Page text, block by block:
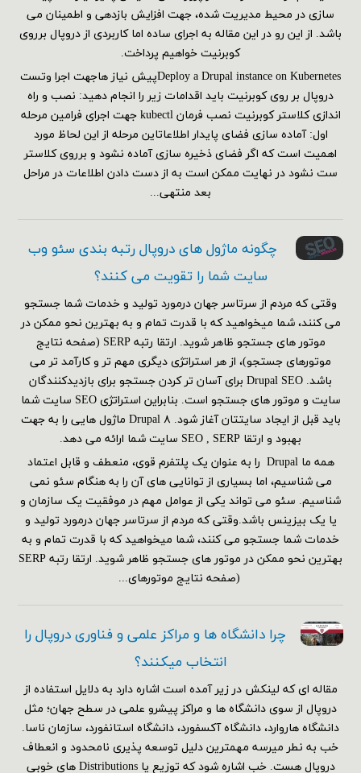
سازی در محیط مدیریت شده، جهت افزایش بازدهی و اطمینان می
باشد. از این رو در این مقاله به اجرای ساده اما کاربردی از دروپال برروی
کوبرنیت خواهیم پرداخت.
Deploy a Drupal instance on Kubernetesپیش نیاز هاجهت اجرا وتست
دروپال بر روی کوبرنیت باید اقدامات زیر را انجام دهید: نصب و راه
اندازی کلاستر کوبرنیت نصب فرمان kubectl جهت اجرای فرامین مرحله
اول: آماده سازی فضای پایدار اطلاعاتاین مرحله از این لحاظ مورد
اهمیت است که اگر فضای ذخیره سازی آماده نشود و برروی کلاستر
ست نشود در نهایت ممکن است به از دست دادن اطلاعات در مراحل
بعد منتهی...
چگونه ماژول های دروپال رتبه بندی سئو وب
سایت شما را تقویت می کنند؟
وقتی که مردم از سرتاسر جهان درمورد تولید و خدمات شما جستجو
می کنند، شما میخواهید که با قدرت تمام و به بهترین نحو ممکن در
موتور های جستجو ظاهر شوید. ارتقا رتبه SERP (صفحه نتایج
موتورهای جستجو)، از هر استراتژی دیگری مهم تر و کارآمد تر می
باشد. Drupal SEO برای آسان تر کردن جستجو برای بازدیدکنندگان
سایت و موتور های جستجو است. بنابراین استراتژی SEO سایت شما
باید قبل از ایجاد سایتتان آغاز شود. Drupal ۸ ماژول هایی را به جهت
بهبود و ارتقا SEO , SERP سایت شما ارائه می دهد.
همه ما Drupal را به عنوان یک پلتفرم قوی، منعطف و قابل اعتماد
می شناسیم، اما بسیاری از توانایی های آن را به هنگام سئو نمی
شناسیم. سئو می تواند یکی از عوامل مهم در موفقیت یک سازمان و
یا یک بیزینس باشد.وقتی که مردم از سرتاسر جهان درمورد تولید و
خدمات شما جستجو می کنند، شما میخواهید که با قدرت تمام و به
بهترین نحو ممکن در موتور های جستجو ظاهر شوید. ارتقا رتبه SERP
(صفحه نتایج موتورهای...
چرا دانشگاه ها و مراکز علمی و فناوری دروپال را
انتخاب میکنند؟
مقاله ای که لینکش در زیر آمده است اشاره دارد به دلایل استفاده از
دروپال از سوی دانشگاه ها و مراکز پیشرو علمی در سطح جهان؛ مثل
دانشگاه هاروارد، دانشگاه آکسفورد، دانشگاه استانفورد، سازمان ناسا.
خب به نطر میرسه مهمترین دلیل توسعه پذیری نامحدود و انعطاف
دروپال هست. خب اشاره شود که توزیع یا Distributions های خوبی